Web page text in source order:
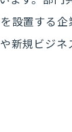
設置する
規ビジネ